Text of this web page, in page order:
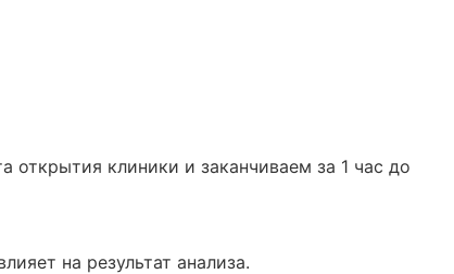
клиники и заканчиваем за 1 час до
на результат анализа.